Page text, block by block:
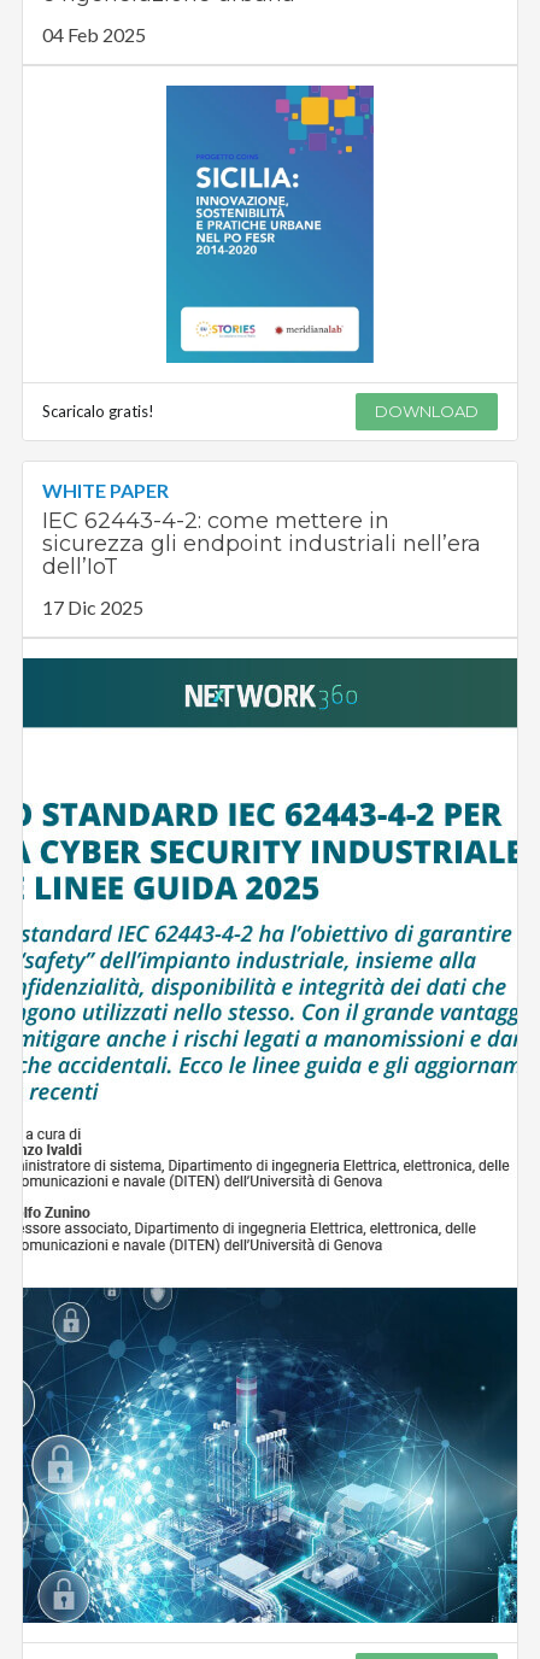
04 Feb 2025
Scaricalo gratis! DOWNLOAD
WHITE PAPER
IEC 62443-4-2: come mettere in
sicurezza gli endpoint industriali nell’era
dell’IoT
17 Dic 2025